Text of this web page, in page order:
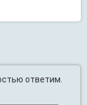
ответим.